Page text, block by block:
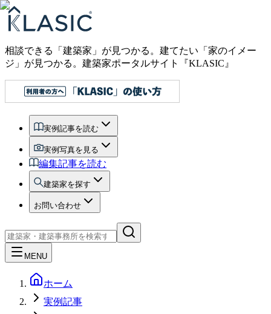
相談できる「建築家」が見つかる。建てたい「家のイメー
ジ」が見つかる。 建築家ポータルサイト『KLASIC』
実例記事を読む
実例写真を見る
編集記事を読む
建築家を探す
お問い合わせ
MENU
ホーム
実例記事